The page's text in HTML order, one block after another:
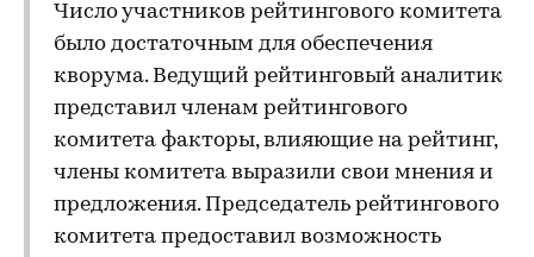
Число участников рейтингового комитета
было достаточным для обеспечения
кворума. Ведущий рейтинговый аналитик
представил членам рейтингового
комитета факторы, влияющие на рейтинг,
члены комитета выразили свои мнения и
предложения. Председатель рейтингового
комитета предоставил возможность